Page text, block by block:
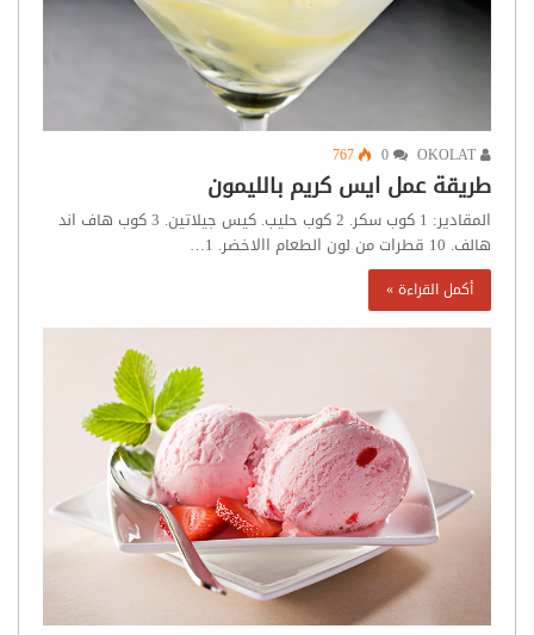
767
طريقة عمل ايس كريم بالليمون
المقادير: 1 كوب سكر. 2 كوب حليب. كيس جيلاتين. 3 كوب هاف اند
هالف. 10 قطرات من لون الطعام االاخضر. 1…
أكمل القراءة »